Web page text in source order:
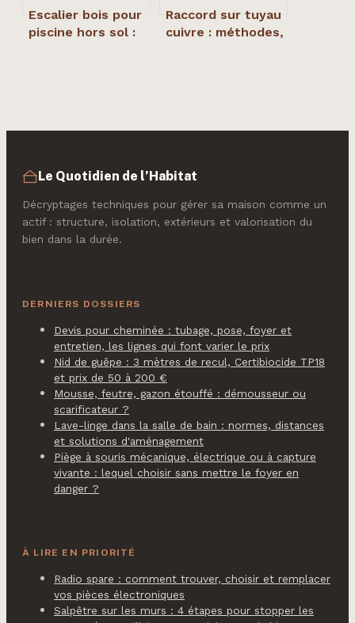
Escalier bois pour
piscine hors sol :
Raccord sur tuyau
cuivre : méthodes,
Le Quotidien de l’Habitat
Décryptages techniques pour gérer sa maison comme un
actif : structure, isolation, extérieurs et valorisation du
bien dans la durée.
DERNIERS DOSSIERS
Devis pour cheminée : tubage, pose, foyer et
entretien, les lignes qui font varier le prix
Nid de guêpe : 3 mètres de recul, Certibiocide TP18
et prix de 50 à 200 €
Mousse, feutre, gazon étouffé : démousseur ou
scarificateur ?
Lave-linge dans la salle de bain : normes, distances
et solutions d'aménagement
Piège à souris mécanique, électrique ou à capture
vivante : lequel choisir sans mettre le foyer en
danger ?
À LIRE EN PRIORITÉ
Radio spare : comment trouver, choisir et remplacer
vos pièces électroniques
Salpêtre sur les murs : 4 étapes pour stopper les